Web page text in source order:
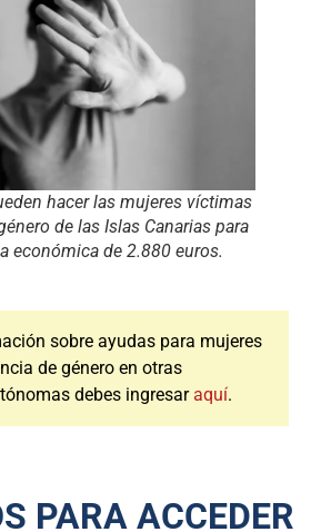
hacer las mujeres víctimas
de las Islas Canarias para
económica de 2.880 euros.
sobre ayudas para mujeres
de género en otras
debes ingresaraquí.
PARA ACCEDER